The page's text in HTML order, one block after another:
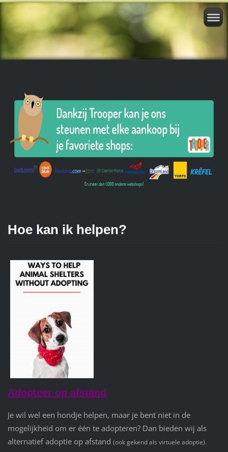
Hoe kan ik helpen?
Adopteer op afstand
Je wil wel een hondje helpen, maar je bent niet in de
mogelijkheid om er één te adopteren? Dan bieden wij als
alternatief adoptie op afstand (ook gekend als virtuele adoptie).